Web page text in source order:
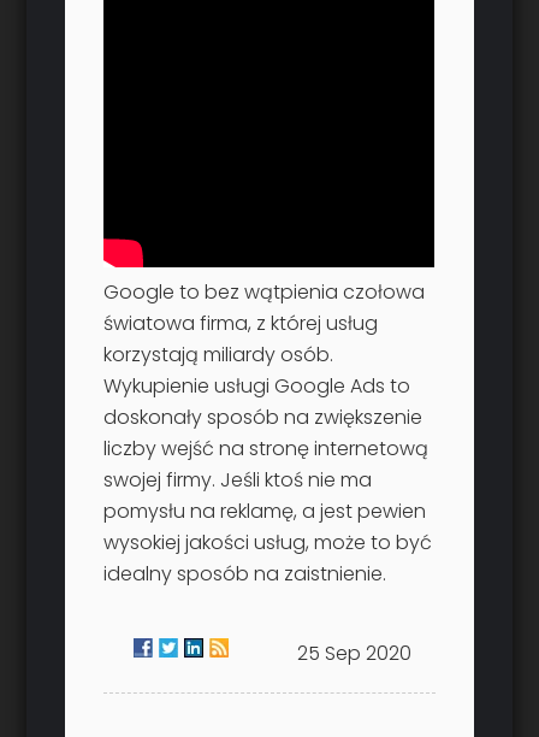
Google to bez wątpienia czołowa
światowa firma, z której usług
korzystają miliardy osób.
Wykupienie usługi Google Ads to
doskonały sposób na zwiększenie
liczby wejść na stronę internetową
swojej firmy. Jeśli ktoś nie ma
pomysłu na reklamę, a jest pewien
wysokiej jakości usług, może to być
idealny sposób na zaistnienie.
25 Sep 2020